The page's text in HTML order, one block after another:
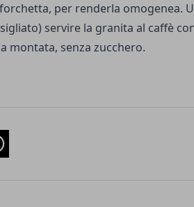
per renderla omogenea.
servire la granita al caffè
montata, senza zucchero.